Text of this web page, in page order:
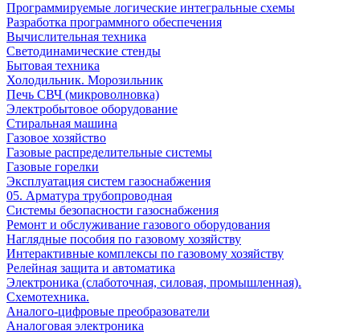
Программируемые логические интегральные схемы
Разработка программного обеспечения
Вычислительная техника
Светодинамические стенды
Бытовая техника
Холодильник. Морозильник
Печь СВЧ (микроволновка)
Электробытовое оборудование
Стиральная машина
Газовое хозяйство
Газовые распределительные системы
Газовые горелки
Эксплуатация систем газоснабжения
05. Арматура трубопроводная
Системы безопасности газоснабжения
Ремонт и обслуживание газового оборудования
Наглядные пособия по газовому хозяйству
Интерактивные комплексы по газовому хозяйству
Релейная защита и автоматика
Электроника (слаботочная, силовая, промышленная).
Схемотехника.
Аналого-цифровые преобразователи
Аналоговая электроника